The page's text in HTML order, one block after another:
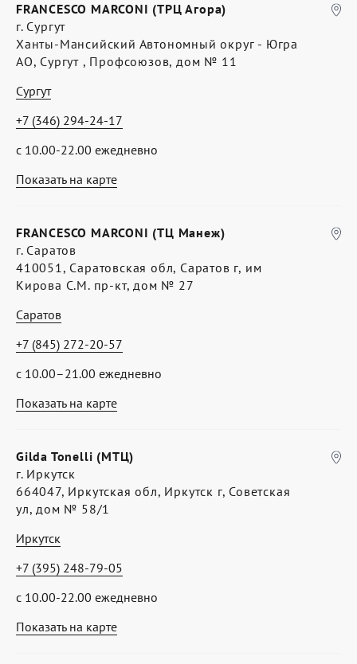
Показать на карте
FRANCESCO MARCONI (ТРЦ Агора)
г. Сургут
Ханты-Мансийский Автономный округ - Югра
АО, Сургут , Профсоюзов, дом № 11
Сургут
с 10.00-22.00 ежедневно
+7 (346) 294-24-17
Показать на карте
FRANCESCO MARCONI (ТЦ Манеж)
г. Саратов
410051, Саратовская обл, Саратов г, им
Кирова С.М. пр-кт, дом № 27
Саратов
с 10.00–21.00 ежедневно
+7 (845) 272-20-57
Показать на карте
Gilda Tonelli (МТЦ)
г. Иркутск
664047, Иркутская обл, Иркутск г, Советская
ул, дом № 58/1
Иркутск
с 10.00-22.00 ежедневно
+7 (395) 248-79-05